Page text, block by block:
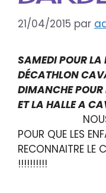
21/04/2015 par
SAMEDI POUR LA
DÉCATHLON
DIMANCHE
ET LA HALLE A
NOUS
POUR QUE LES
RECONNAITRE LE
!!!!!!!!!!